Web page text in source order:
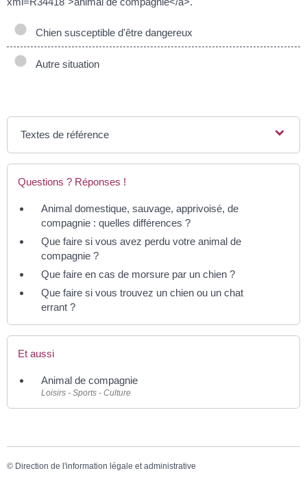
Chien susceptible d'être dangereux
Autre situation
Textes de référence
Questions ? Réponses !
Animal domestique, sauvage, apprivoisé, de
compagnie : quelles différences ?
Que faire si vous avez perdu votre animal de
compagnie ?
Que faire en cas de morsure par un chien ?
Que faire si vous trouvez un chien ou un chat
errant ?
Et aussi
Animal de compagnie
Loisirs - Sports - Culture
© Direction de l'information légale et administrative